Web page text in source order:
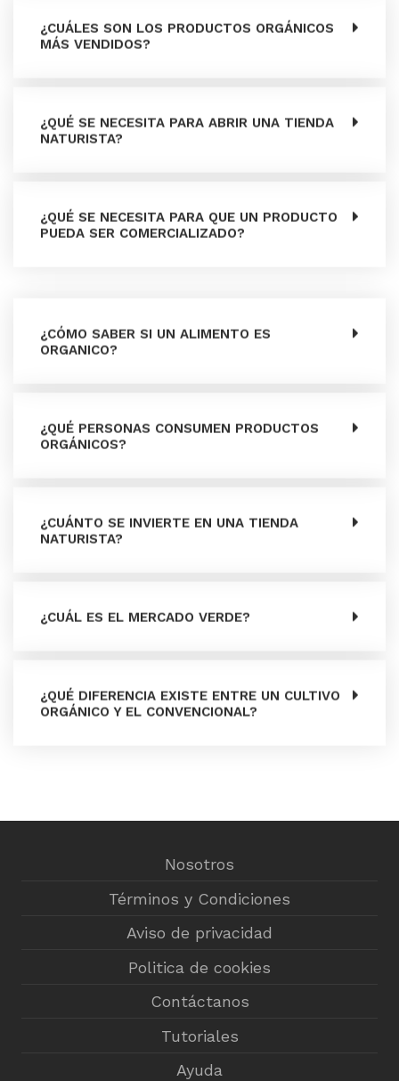
¿CUÁLES SON LOS PRODUCTOS ORGÁNICOS
MÁS VENDIDOS?
¿QUÉ SE NECESITA PARA ABRIR UNA TIENDA
NATURISTA?
¿QUÉ SE NECESITA PARA QUE UN PRODUCTO
PUEDA SER COMERCIALIZADO?
¿CÓMO SABER SI UN ALIMENTO ES
ORGANICO?
¿QUÉ PERSONAS CONSUMEN PRODUCTOS
ORGÁNICOS?
¿CUÁNTO SE INVIERTE EN UNA TIENDA
NATURISTA?
¿CUÁL ES EL MERCADO VERDE?
¿QUÉ DIFERENCIA EXISTE ENTRE UN CULTIVO
ORGÁNICO Y EL CONVENCIONAL?
Nosotros
Términos y Condiciones
Aviso de privacidad
Politica de cookies
Contáctanos
Tutoriales
Ayuda